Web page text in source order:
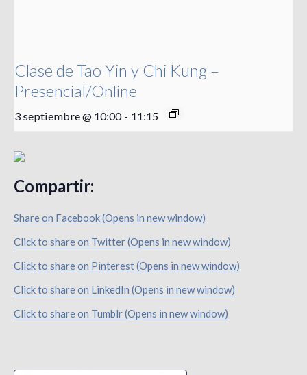
Clase de Tao Yin y Chi Kung –
Presencial/Online
3 septiembre @ 10:00 - 11:15
Compartir:
Share on Facebook (Opens in new window)
Click to share on Twitter (Opens in new window)
Click to share on Pinterest (Opens in new window)
Click to share on LinkedIn (Opens in new window)
Click to share on Tumblr (Opens in new window)